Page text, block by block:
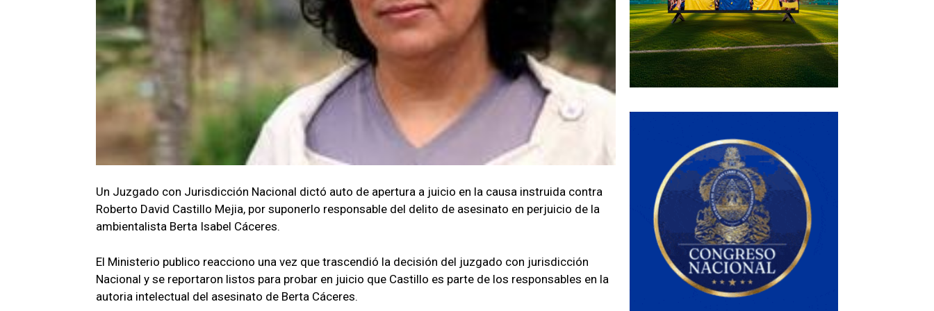
Un Juzgado con Jurisdicción Nacional dictó auto de apertura a juicio en la causa instruida contra
Roberto David Castillo Mejia, por suponerlo responsable del delito de asesinato en perjuicio de la
ambientalista Berta Isabel Cáceres.
El Ministerio publico reacciono una vez que trascendió la decisión del juzgado con jurisdicción
Nacional y se reportaron listos para probar en juicio que Castillo es parte de los responsables en la
autoria intelectual del asesinato de Berta Cáceres.